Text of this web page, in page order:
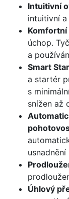
Intuitivní
intuitivní
úchop.
a
Smart
a startér
s
snížen až
Úhlový